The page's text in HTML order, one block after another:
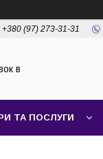
+380 (97) 273-31-31
в
ТА ПОСЛУГИ